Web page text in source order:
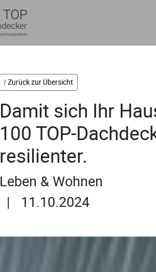
Zurück zur Übersicht
Damit sich Ihr
100 TOP-
resilienter.
Leben & Wohnen
| 11.10.2024